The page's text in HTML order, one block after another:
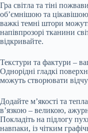
Гра світла та тіні
об’ємнішою та
важкі темні штори можуть
напівпрозорі тканини
відкривайте.
Текстури та фактури –
Однорідні гладкі
можуть створювати
Додайте м’якості та
в’язкою – великою,
Покладіть на підлогу
навпаки, із чітким